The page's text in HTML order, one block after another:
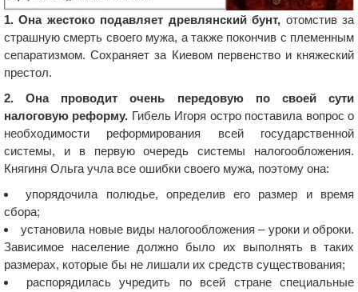
1. Она жестоко подавляет древлянский бунт, отомстив за
страшную смерть своего мужа, а также покончив с племенным
сепаратизмом. Сохраняет за Киевом первенство и княжеский
престол.
2. Она проводит очень передовую по своей сути
налоговую реформу. Гибель Игоря остро поставила вопрос о
необходимости реформирования всей государственной
системы, и в первую очередь системы налогообложения.
Княгиня Ольга учла все ошибки своего мужа, поэтому она:
упорядочила полюдье, определив его размер и время
сбора;
установила новые виды налогообложения – уроки и оброки.
Зависимое население должно было их выполнять в таких
размерах, которые бы не лишали их средств существования;
распорядилась учредить по всей стране специальные